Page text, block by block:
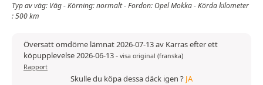
Typ av väg: Väg - Körning: normalt - Fordon: Opel Mokka - Körda kilometer
: 500 km
Översatt omdöme lämnat 2026-07-13 av Karras efter ett
köpupplevelse 2026-06-13- visa original (franska)
Rapport
Skulle du köpa dessa däck igen ? JA